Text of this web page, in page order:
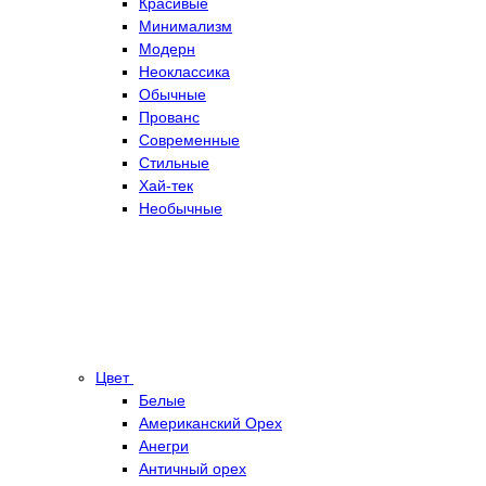
Минимализм
Модерн
Неоклассика
Обычные
Прованс
Современные
Стильные
Хай-тек
Необычные
Цвет
Белые
Американский Орех
Анегри
Античный орех